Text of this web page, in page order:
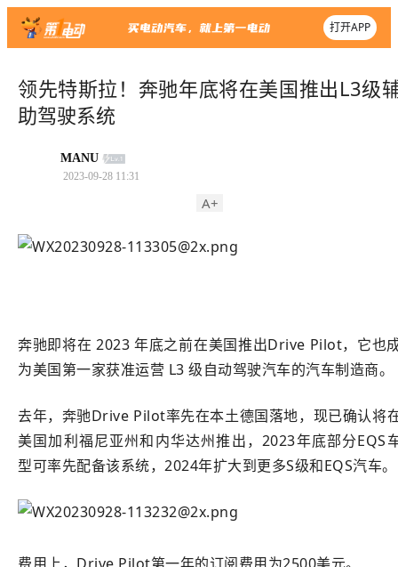
打开APP
领先特斯拉！奔驰年底将在美国推出L3级
助驾驶系统
MANU
2023-09-28 11:31
A+
奔驰即将在 2023 年底之前在美国推出Drive Pilot，它也
为美国第一家获准运营 L3 级自动驾驶汽车的汽车制造商。
去年，奔驰Drive Pilot率先在本土德国落地，现已确认将
美国加利福尼亚州和内华达州推出，2023年底部分EQS
型可率先配备该系统，2024年扩大到更多S级和EQS汽车。